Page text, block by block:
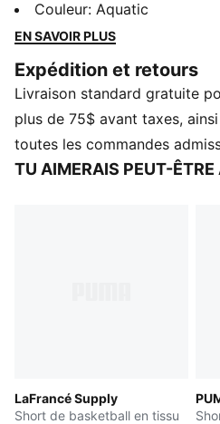
seul peut atteindre. Ce short
cette énergie avec une coupe
sa confiance et son style
CARACTÉRISTIQUES ET
Fabriqué avec 100 % de
l'exception des finitions et
DÉTAILS
Couleur: Aquatic
EN SAVOIR PLUS
Expédition et retours
Livraison standard gratuite
plus de 75$ avant taxes,
toutes les commandes
TU AIMERAIS PEUT-ÊTRE
LaFrancé Supply
Short de basketball en tissu